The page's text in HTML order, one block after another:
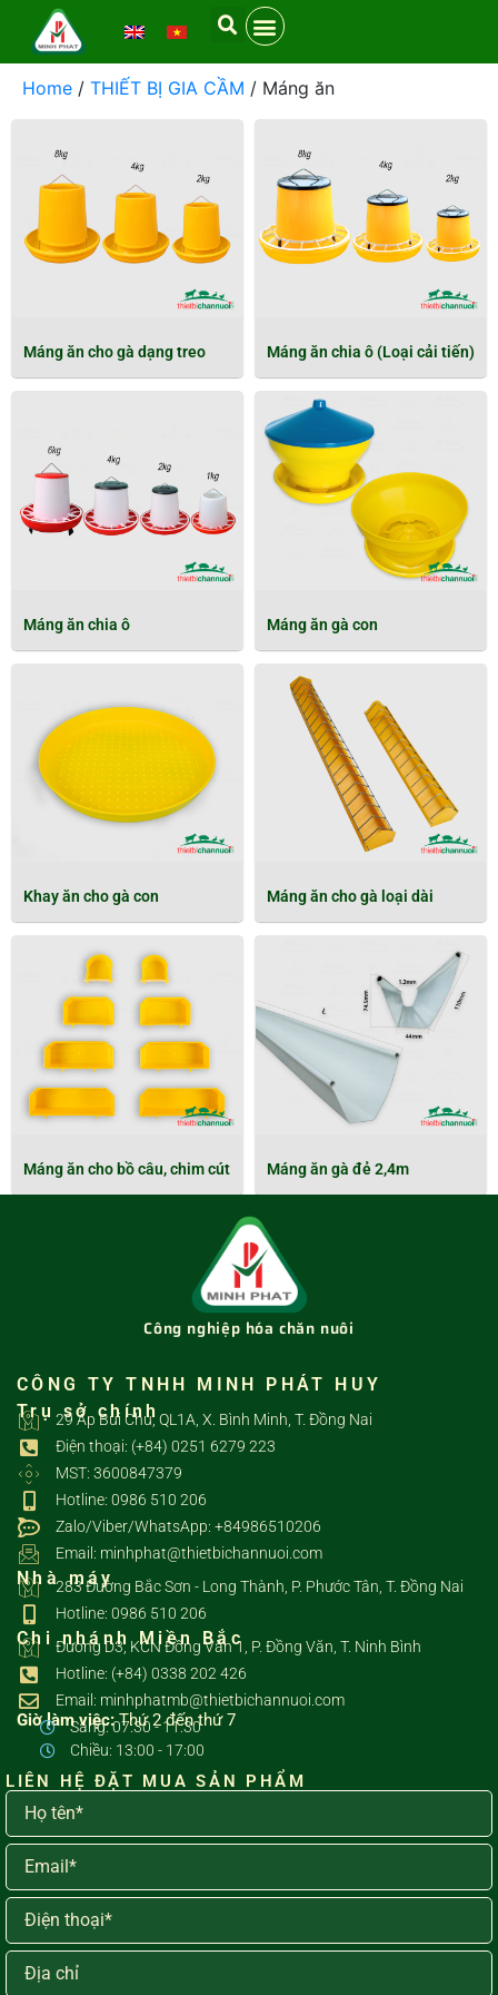
Home / THIẾT BỊ GIA CẦM / Máng ăn
Máng ăn cho gà dạng treo Máng ăn chia ô (Loại cải tiến)
Máng ăn chia ô Máng ăn gà con
Khay ăn cho gà con Máng ăn cho gà loại dài
Máng ăn cho bồ câu, chim cút Máng ăn gà đẻ 2,4m
Công nghiệp hóa chăn nuôi
CÔNG TY TNHH MINH PHÁT HUY
Trụ sở chính
29 Ấp Bùi Chu, QL1A, X. Bình Minh, T. Đồng Nai
Điện thoại: (+84) 0251 6279 223
MST: 3600847379
Hotline: 0986 510 206
Zalo/Viber/WhatsApp: +84986510206
Email: minhphat@thietbichannuoi.com
Nhà máy
283 Đường Bắc Sơn - Long Thành, P. Phước Tân, T. Đồng Nai
Hotline: 0986 510 206
Chi nhánh Miền Bắc
Đường D3, KCN Đồng Văn 1, P. Đồng Văn, T. Ninh Bình
Hotline: (+84) 0338 202 426
Email: minhphatmb@thietbichannuoi.com
Giờ làm việc:Thứ 2 đến thứ 7
Sáng: 07:30 - 11:30
Chiều: 13:00 - 17:00
LIÊN HỆ ĐẶT MUA SẢN PHẨM